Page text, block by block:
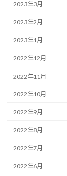
2023年3月
2023年2月
2023年1月
2022年12月
2022年11月
2022年10月
2022年9月
2022年8月
2022年7月
2022年6月